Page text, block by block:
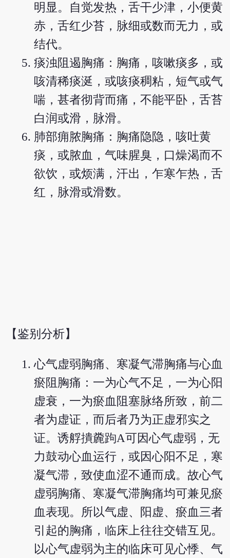
明显。自觉发热，舌干少津，小便黄
赤，舌红少苔，脉细或数而无力，或
结代。
痰浊阻遏胸痛：胸痛，咳嗽痰多，或
咳清稀痰涎，或咳痰稠粘，短气或气
喘，甚者彻背而痛，不能平卧，舌苔
白润或滑，脉滑。
肺部痈脓胸痛：胸痛隐隐，咳吐黄
痰，或脓血，气味腥臭，口燥渴而不
欲饮，或烦满，汗出，乍寒乍热，舌
红，脉滑或滑数。
【鉴别分析】
心气虚弱胸痛、寒凝气滞胸痛与心血
瘀阻胸痛：一为心气不足，一为心阳
虚衰，一为瘀血阻塞脉络所致，前二
者为虚证，而后者乃为正虚邪实之
证。诱艀撌麊跔A可因心气虚弱，无
力鼓动心血运行，或因心阳不足，寒
凝气滞，致使血涩不通而成。故心气
虚弱胸痛、寒凝气滞胸痛均可兼见瘀
血表现。所以气虚、阳虚、瘀血三者
引起的胸痛，临床上往往交错互见。
以心气虚弱为主的临床可见心悸、气